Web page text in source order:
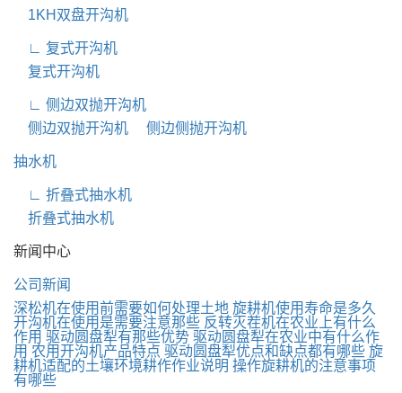
1KH双盘开沟机
∟ 复式开沟机
复式开沟机
∟ 侧边双抛开沟机
侧边双抛开沟机
侧边侧抛开沟机
抽水机
∟ 折叠式抽水机
折叠式抽水机
新闻中心
公司新闻
深松机在使用前需要如何处理土地 旋耕机使用寿命是多久
开沟机在使用是需要注意那些 反转灭茬机在农业上有什么
作用 驱动圆盘犁有那些优势 驱动圆盘犁在农业中有什么作
用 农用开沟机产品特点 驱动圆盘犁优点和缺点都有哪些 旋
耕机适配的土壤环境耕作作业说明 操作旋耕机的注意事项
有哪些